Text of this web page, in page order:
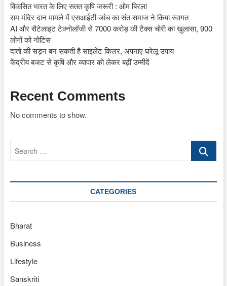
विकसित भारत के लिए सतत कृषि जरूरी : ओम बिरला
राम मंदिर दान मामले में एसआईटी जांच का संत समाज ने किया स्वागत
AI और सैटेलाइट टेक्नोलॉजी से 7000 करोड़ की टैक्स चोरी का खुलासा, 900
लोगों को नोटिस
दांतों की सड़न बन सकती है साइलेंट किलर, अपनाएं घरेलू उपाय
केंद्रीय बजट से कृषि और व्यापार को लेकर बढ़ीं उम्मीदें
Recent Comments
No comments to show.
Search
CATEGORIES
Bharat
Business
Lifestyle
Sanskriti